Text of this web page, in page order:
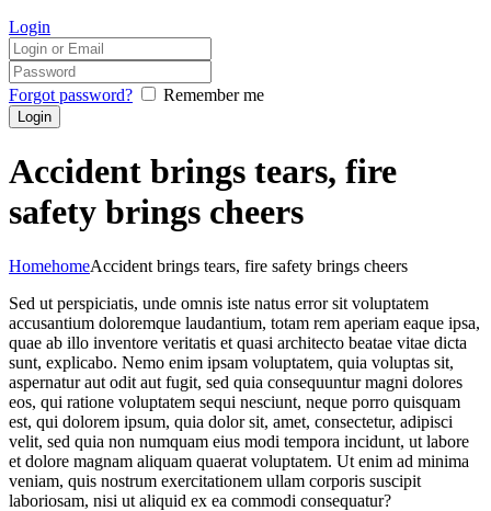
Login
Forgot password? Remember me
Accident brings tears, fire
safety brings cheers
HomehomeAccident brings tears, fire safety brings cheers
Sed ut perspiciatis, unde omnis iste natus error sit voluptatem
accusantium doloremque laudantium, totam rem aperiam eaque ipsa,
quae ab illo inventore veritatis et quasi architecto beatae vitae dicta
sunt, explicabo. Nemo enim ipsam voluptatem, quia voluptas sit,
aspernatur aut odit aut fugit, sed quia consequuntur magni dolores
eos, qui ratione voluptatem sequi nesciunt, neque porro quisquam
est, qui dolorem ipsum, quia dolor sit, amet, consectetur, adipisci
velit, sed quia non numquam eius modi tempora incidunt, ut labore
et dolore magnam aliquam quaerat voluptatem. Ut enim ad minima
veniam, quis nostrum exercitationem ullam corporis suscipit
laboriosam, nisi ut aliquid ex ea commodi consequatur?